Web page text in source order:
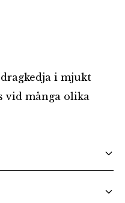
i mjukt
vid många olika